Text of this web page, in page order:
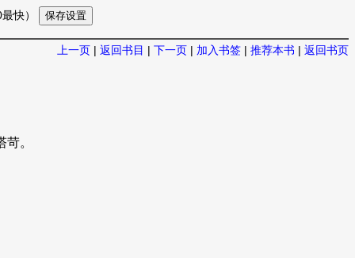
快）
上一页 | 返回书目 | 下一页 | 加入书签 | 推荐本书 | 返回书页
。